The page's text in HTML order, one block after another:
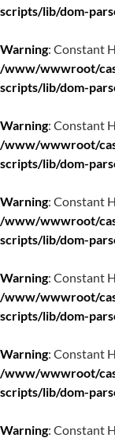
scripts/lib/dom-
Warning: Constant
/www/wwwroot/
scripts/lib/dom-
Warning: Constant
/www/wwwroot/
scripts/lib/dom-
Warning: Constant
/www/wwwroot/
scripts/lib/dom-
Warning: Constant
/www/wwwroot/
scripts/lib/dom-
Warning: Constant
/www/wwwroot/
scripts/lib/dom-
Warning: Constant